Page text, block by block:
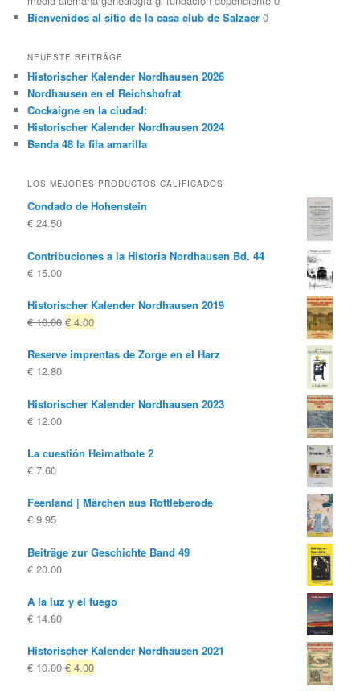
Bienvenidos al sitio de la casa club de Salzaer 0
NEUESTE BEITRÄGE
Historischer Kalender Nordhausen 2026
Nordhausen en el Reichshofrat
Cockaigne en la ciudad:
Historischer Kalender Nordhausen 2024
Banda 48 la fila amarilla
LOS MEJORES PRODUCTOS CALIFICADOS
Condado de Hohenstein
€ 24.50
Contribuciones a la Historia Nordhausen Bd. 44
€ 15.00
Historischer Kalender Nordhausen 2019
€10.00 El
original
€ 4.00El
actual
Reserve imprentas de Zorge en el Harz
€ 12.80
Historischer Kalender Nordhausen 2023
€ 12.00
La cuestión Heimatbote 2
€ 7.60
Feenland | Märchen aus Rottleberode
€ 9.95
Beiträge zur Geschichte Band 49
€ 20.00
A la luz y el fuego
€ 14.80
Historischer Kalender Nordhausen 2021
€10.00 El
€ 4.00El